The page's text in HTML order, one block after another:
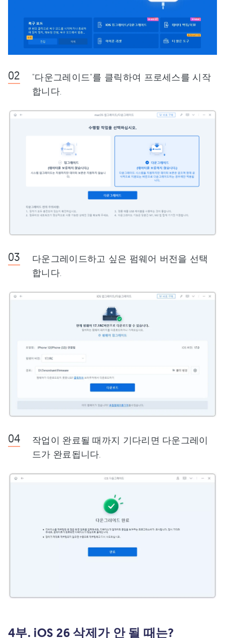
"다운그레이드"를 클릭하여 프로세스를 시작
합니다.
다운그레이드하고 싶은 펌웨어 버전을 선택
합니다.
작업이 완료될 때까지 기다리면 다운그레이
드가 완료됩니다.
4부. iOS 26 삭제가 안 될 때는?